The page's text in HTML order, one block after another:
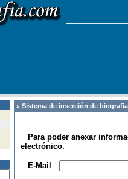
» Sistema de inserción de
Para poder anexar
electrónico.
E-Mail